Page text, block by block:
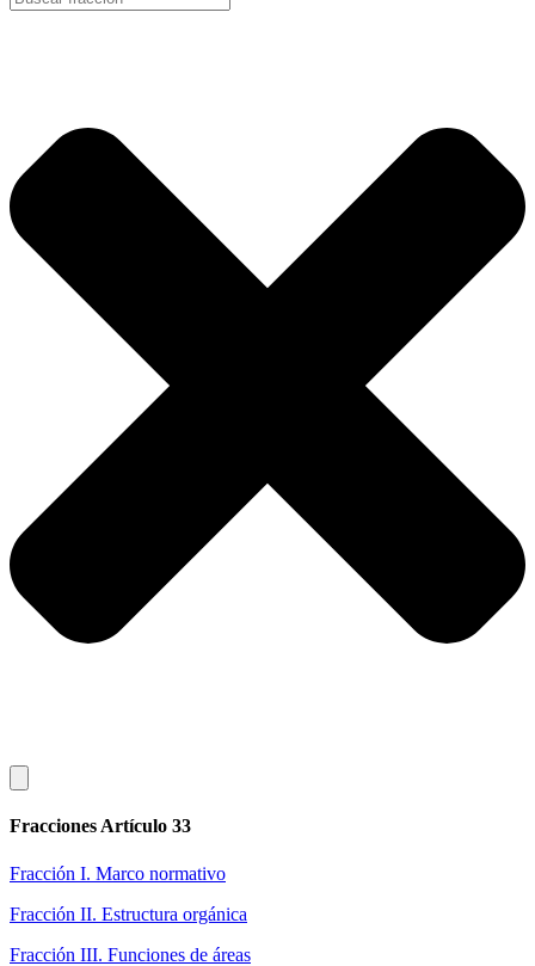
Fracciones Artículo 33
Fracción I. Marco normativo
Fracción II. Estructura orgánica
Fracción III. Funciones de áreas